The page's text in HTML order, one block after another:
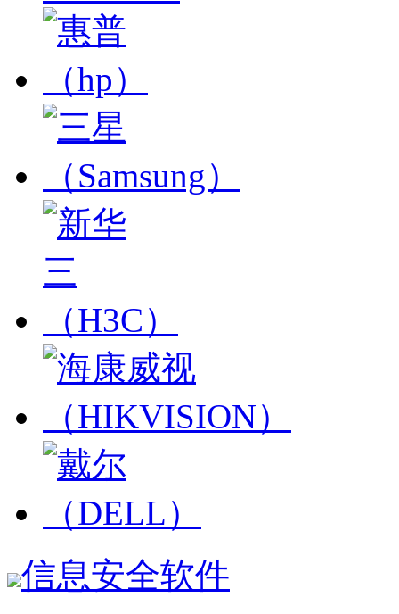
信息安全软件